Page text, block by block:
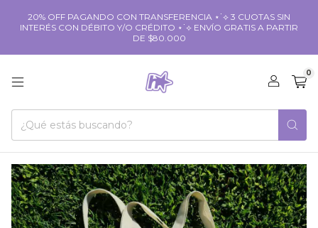
20% OFF PAGANDO CON TRANSFERENCIA ⋆˙⟡ 3 CUOTAS SIN
INTERÉS CON DÉBITO Y/O CRÉDITO ⋆˙⟡ ENVÍO GRATIS A PARTIR
DE $80.000
0
1/3